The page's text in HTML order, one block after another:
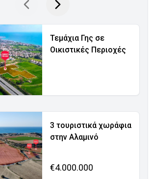
Τεμάχια Γης σε
Οικιστικές Περιοχές
3 τουριστικά χωράφια
στην Αλαμινό
€4.000.000